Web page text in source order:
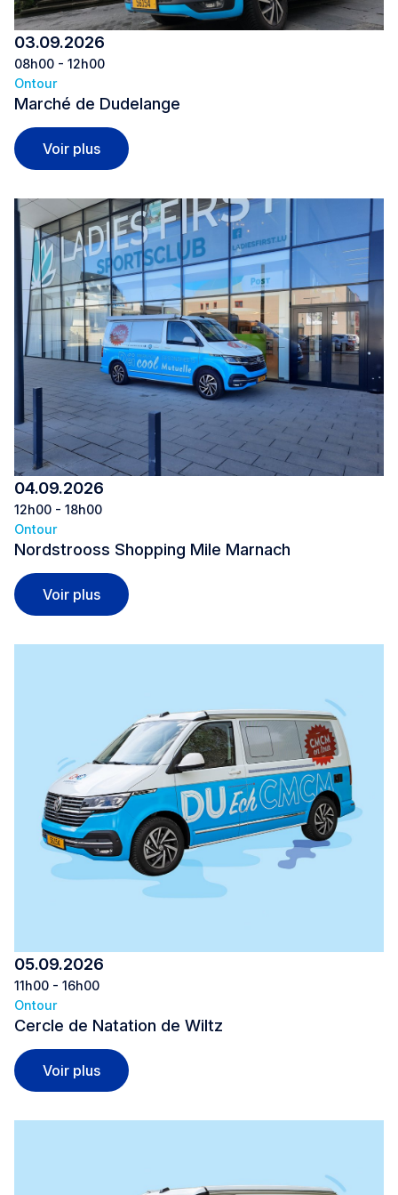
Marché de Dudelange
Ontour
03.09.2026
08h00 - 12h00
Voir plusMarché de Dudelange
Nordstrooss Shopping Mile Marnach
Ontour
04.09.2026
12h00 - 18h00
Voir plusNordstrooss Shopping Mile Marnach
Cercle de Natation de Wiltz
Ontour
05.09.2026
11h00 - 16h00
Voir plusCercle de Natation de Wiltz